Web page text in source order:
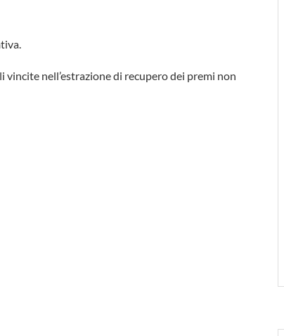
vincite nell’estrazione di recupero dei premi non